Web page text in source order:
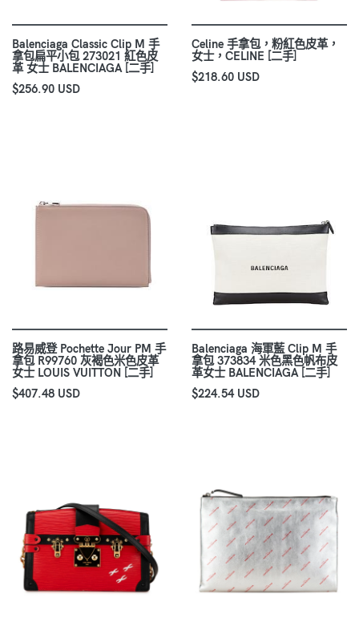
Balenciaga Classic Clip M 手
拿包扁平小包 273021 紅色皮
革 女士 BALENCIAGA [二手]
$256.90 USD
Celine 手拿包，粉紅色皮革，
女士，CELINE [二手]
$218.60 USD
路易威登 Pochette Jour PM 手
拿包 R99760 灰褐色米色皮革
女士 LOUIS VUITTON [二手]
$407.48 USD
Balenciaga 海軍藍 Clip M 手
拿包 373834 米色黑色帆布皮
革女士 BALENCIAGA [二手]
$224.54 USD